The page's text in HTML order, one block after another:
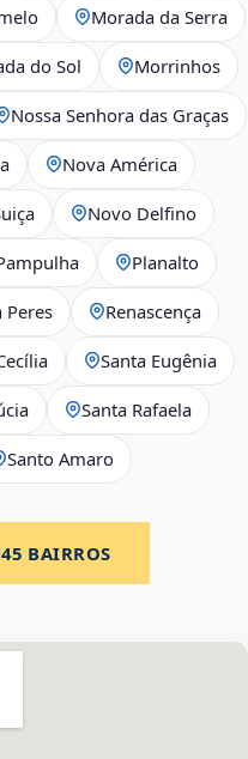
Morada da Serra
do Sol Morrinhos
Nossa Senhora das Graças
Nova América
Novo Delfino
Planalto
Peres Renascença
Santa Eugênia
Santa Rafaela
Santo Amaro
BAIRROS